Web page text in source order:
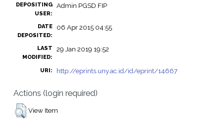
DEPOSITING
USER:
Admin PGSD FIP
DATE
DEPOSITED:
06 Apr 2015 04:55
LAST
MODIFIED:
29 Jan 2019 19:52
URI: http://eprints.uny.ac.id/id/eprint/14667
Actions (login required)
View Item